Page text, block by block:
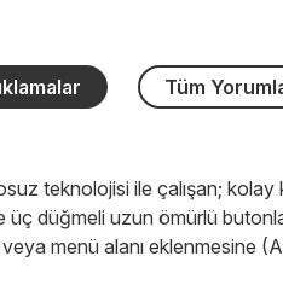
Tüm
teknolojisi ile çalışan; kolay
düğmeli uzun ömürlü
menü alanı eklenmesine